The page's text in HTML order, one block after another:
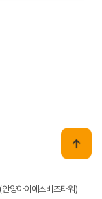
양아이에스비즈타워)